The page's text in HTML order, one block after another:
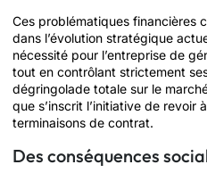
Ces problématiques financières
dans l’évolution stratégique
nécessité pour l’entreprise de
tout en contrôlant strictement
dégringolade totale sur le
que s’inscrit l’initiative de revoir
terminaisons de contrat.
Des conséquences